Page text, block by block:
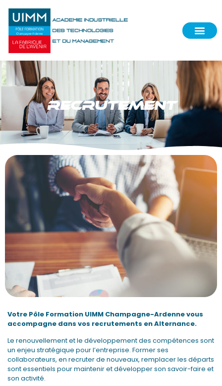
RECRUTEMENT
Votre Pôle Formation UIMM Champagne-Ardenne vous
accompagne dans vos recrutements en Alternance.
Le renouvellement et le développement des compétences sont
un enjeu stratégique pour l’entreprise. Former ses
collaborateurs, en recruter de nouveaux, remplacer les départs
sont essentiels pour maintenir et développer son savoir-faire et
son activité.